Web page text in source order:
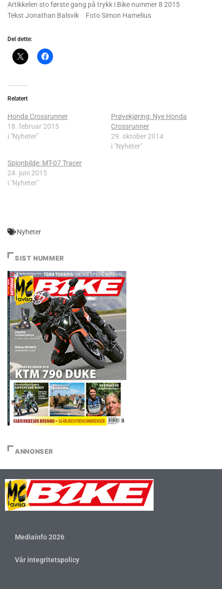
Artikkelen sto første gang på trykk i Bike nummer 8 2015
Tekst Jonathan Balsvik Foto Simon Hamelius
Del dette:
Relatert
Honda Crossrunner
18. februar 2015
i "Nyheter"
Prøvekjøring: Nye Honda
Crossrunner
29. oktober 2014
i "Nyheter"
Spionbilde: MT-07 Tracer
24. juni 2015
i "Nyheter"
Nyheter
SIST NUMMER
ANNONSER
Mediainfo 2026
Vår integritetspolicy